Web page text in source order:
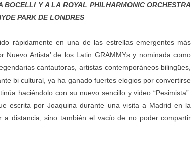
BOCELLI Y A LA ROYAL PHILHARMONIC ORCHESTRA
PARK DE LONDRES
rápidamente en una de las estrellas emergentes más
Artista’ de los Latin GRAMMYs y nominada como
cantautoras, artistas contemporáneos bilingües,
bi cultural, ya ha ganado fuertes elogios por convertirse
haciéndolo con su nuevo sencillo y video “Pesimista”.
escrita por Joaquina durante una visita a Madrid en la
distancia, sino también el vacío de no poder compartir